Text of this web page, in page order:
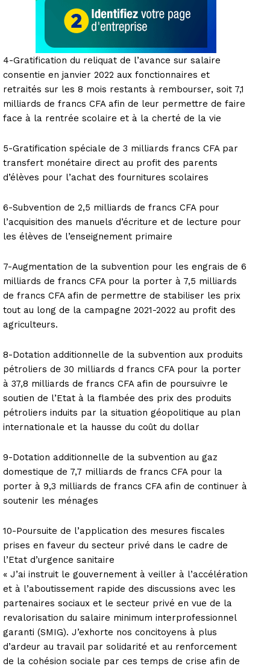
4-Gratification du reliquat de l’avance sur salaire
consentie en janvier 2022 aux fonctionnaires et
retraités sur les 8 mois restants à rembourser, soit 7,1
milliards de francs CFA afin de leur permettre de faire
face à la rentrée scolaire et à la cherté de la vie
5-Gratification spéciale de 3 milliards francs CFA par
transfert monétaire direct au profit des parents
d’élèves pour l’achat des fournitures scolaires
6-Subvention de 2,5 milliards de francs CFA pour
l’acquisition des manuels d’écriture et de lecture pour
les élèves de l’enseignement primaire
7-Augmentation de la subvention pour les engrais de 6
milliards de francs CFA pour la porter à 7,5 milliards
de francs CFA afin de permettre de stabiliser les prix
tout au long de la campagne 2021-2022 au profit des
agriculteurs.
8-Dotation additionnelle de la subvention aux produits
pétroliers de 30 milliards d francs CFA pour la porter
à 37,8 milliards de francs CFA afin de poursuivre le
soutien de l’Etat à la flambée des prix des produits
pétroliers induits par la situation géopolitique au plan
internationale et la hausse du coût du dollar
9-Dotation additionnelle de la subvention au gaz
domestique de 7,7 milliards de francs CFA pour la
porter à 9,3 milliards de francs CFA afin de continuer à
soutenir les ménages
10-Poursuite de l’application des mesures fiscales
prises en faveur du secteur privé dans le cadre de
l’Etat d’urgence sanitaire
« J’ai instruit le gouvernement à veiller à l’accélération
et à l’aboutissement rapide des discussions avec les
partenaires sociaux et le secteur privé en vue de la
revalorisation du salaire minimum interprofessionnel
garanti (SMIG). J’exhorte nos concitoyens à plus
d’ardeur au travail par solidarité et au renforcement
de la cohésion sociale par ces temps de crise afin de